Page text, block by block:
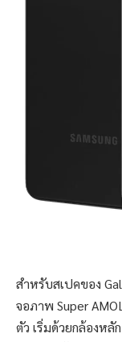
สำหรับสเปคของ
จอภาพ Super
ตัว เริ่มด้วยกล้องหลั